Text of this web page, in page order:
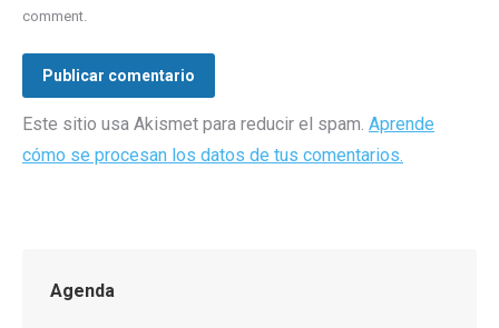
comment.
Publicar comentario
Este sitio usa Akismet para reducir el spam. Aprende
cómo se procesan los datos de tus comentarios.
Agenda